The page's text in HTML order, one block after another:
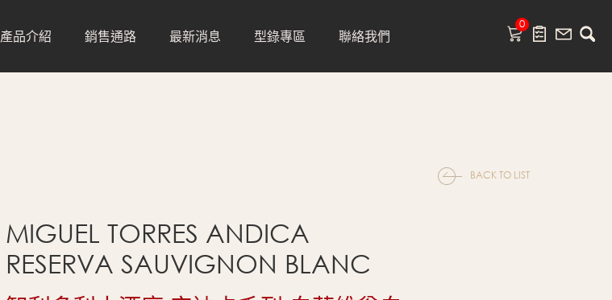
產品介紹 銷售通路
餐飲通路
最新消息 型錄專區 聯絡我們
0
BACK TO LIST
MIGUEL TORRES ANDICA
RESERVA SAUVIGNON BLANC